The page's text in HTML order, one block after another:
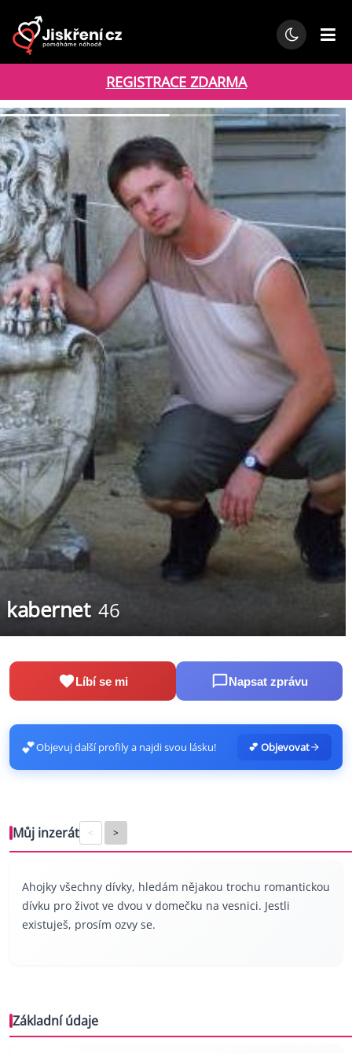
REGISTRACE ZDARMA
kabernet 46
Líbí se mi Napsat zprávu
💕Objevuj další profily a najdi svou lásku! 💕 Objevovat
Můj inzerát < >
Ahojky všechny dívky, hledám nějakou trochu romantickou
dívku pro život ve dvou v domečku na vesnici. Jestli
existuješ, prosím ozvy se.
Základní údaje